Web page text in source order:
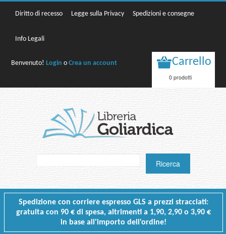
Diritto di recesso Legge sulla Privacy Spedizioni e consegne
Info Legali
Benvenuto!Login oCrea un account Carrello
0 prodotti
Spedizione con corriere espresso GLS a prezzi stracciati:
gratuita con 90 € di spesa, altrimenti a 1,90, 2,90 o 3,90 €
in base all'importo dell'ordine!